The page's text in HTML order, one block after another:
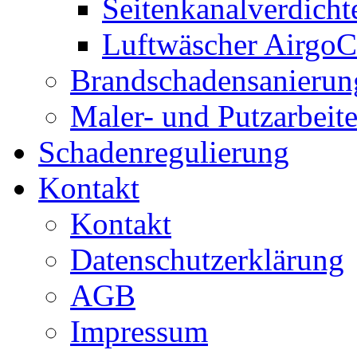
Luftwäscher
Maler- und
Schadenregulierung
Kontakt
Kontakt
Datenschutzerklärung
AGB
Impressum